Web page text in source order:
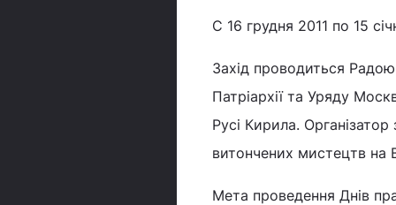
C 16 грудня 2011 по 15
Захід проводиться
Патріархії та Уряду
Русі Кирила.
витончених мистецтв на
Мета проведення Днів